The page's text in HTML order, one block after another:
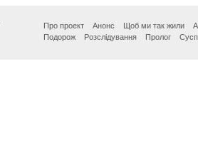
Про проект Анонс Щоб ми так жили
Подорож
Розслідування Пролог